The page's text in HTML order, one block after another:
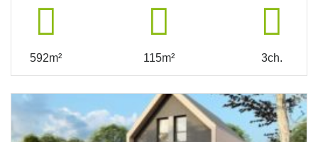
592m² 115m² 3ch.